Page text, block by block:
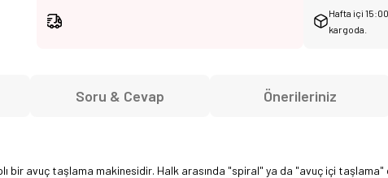
Hafta içi
kargoda.
Soru & Cevap Önerileriniz
bir avuç taşlama makinesidir. Halk arasında "spiral" ya da "avuç içi taşlama"